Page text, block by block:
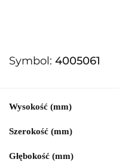
Symbol: 4005061
Wysokość (mm)
Szerokość (mm)
Głębokość (mm)